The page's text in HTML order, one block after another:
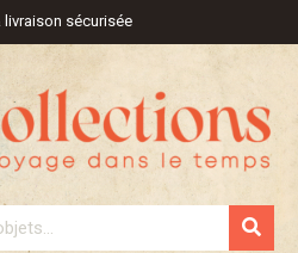
livraison sécurisée